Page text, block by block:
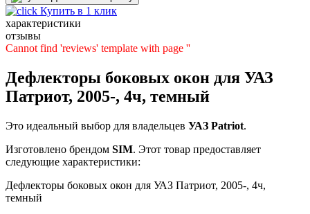
Купить в 1 клик
характеристики
отзывы
Cannot find 'reviews' template with page ''
Дефлекторы боковых окон для УАЗ
Патриот, 2005-, 4ч, темный
Это идеальный выбор для владельцев УАЗ Patriot.
Изготовлено брендом SIM. Этот товар предоставляет
следующие характеристики:
Дефлекторы боковых окон для УАЗ Патриот, 2005-, 4ч,
темный